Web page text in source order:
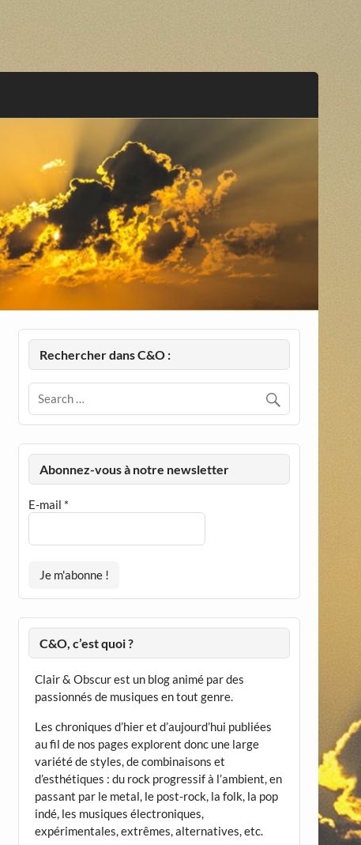
Rechercher dans C&O :
Abonnez-vous à notre newsletter
E-mail *
C&O, c’est quoi ?
Clair & Obscur est un blog animé par des
passionnés de musiques en tout genre.
Les chroniques d’hier et d’aujourd’hui publiées
au fil de nos pages explorent donc une large
variété de styles, de combinaisons et
d’esthétiques : du rock progressif à l’ambient, en
passant par le metal, le post-rock, la folk, la pop
indé, les musiques électroniques,
expérimentales, extrêmes, alternatives, etc.